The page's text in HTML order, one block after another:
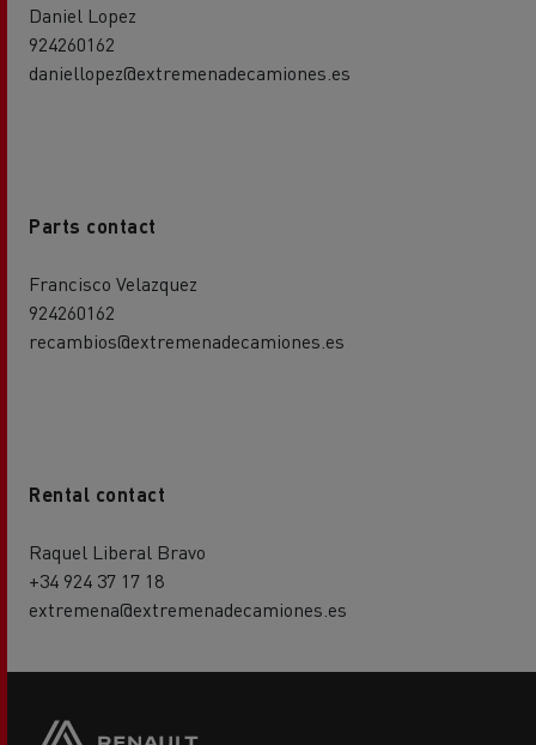
Daniel Lopez
924260162
daniellopez@extremenadecamiones.es
Parts contact
Francisco Velazquez
924260162
recambios@extremenadecamiones.es
Rental contact
Raquel Liberal Bravo
+34 924 37 17 18
extremena@extremenadecamiones.es